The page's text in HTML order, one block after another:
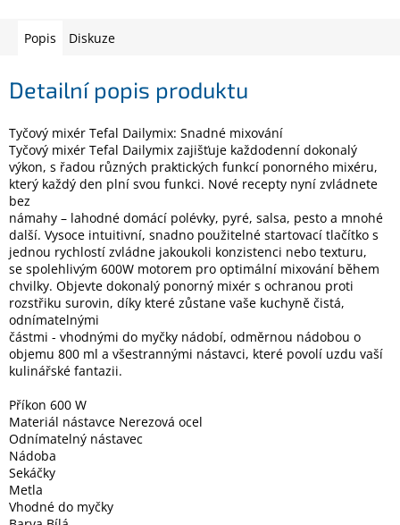
Velké
Počítače
notebooky
Elektronika
Domácnost
%
Black
Friday
VÝPRODEJ
zboží
TONERY
A
CARTRIDGE
OEM
Sestavy
Popis Diskuze
Detailní popis produktu
Tyčový mixér Tefal Dailymix: Snadné mixování
Tyčový mixér Tefal Dailymix zajišťuje každodenní dokonalý
výkon, s řadou různých praktických funkcí ponorného mixéru,
který každý den plní svou funkci. Nové recepty nyní zvládnete
bez
námahy – lahodné domácí polévky, pyré, salsa, pesto a mnohé
další. Vysoce intuitivní, snadno použitelné startovací tlačítko s
jednou rychlostí zvládne jakoukoli konzistenci nebo texturu,
se spolehlivým 600W motorem pro optimální mixování během
chvilky. Objevte dokonalý ponorný mixér s ochranou proti
rozstřiku surovin, díky které zůstane vaše kuchyně čistá,
odnímatelnými
částmi - vhodnými do myčky nádobí, odměrnou nádobou o
objemu 800 ml a všestrannými nástavci, které povolí uzdu vaší
kulinářské fantazii.
Příkon 600 W
Materiál nástavce Nerezová ocel
Odnímatelný nástavec
Nádoba
Sekáčky
Metla
Vhodné do myčky